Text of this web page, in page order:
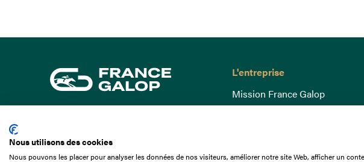
01 49 10 20 29
L'entreprise
Mission France Galop
Gouvernance
Comprendre les courses
Nous utilisons des cookies
Nous pouvons les placer pour analyser les données de nos visiteurs, améliorer notre site Web, afficher un